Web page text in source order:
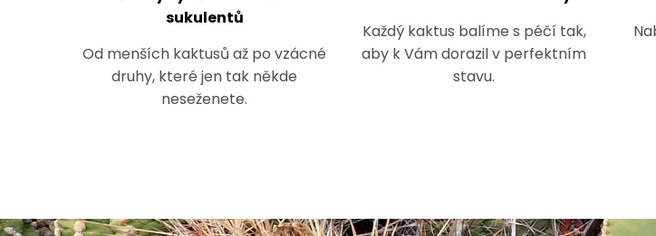
sukulentů
Od menších kaktusů až po vzácné
druhy, které jen tak někde
neseženete.
Každý kaktus balíme s péčí tak,
aby k Vám dorazil v perfektním
stavu.